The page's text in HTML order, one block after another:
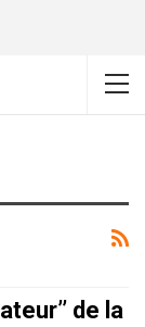
de la